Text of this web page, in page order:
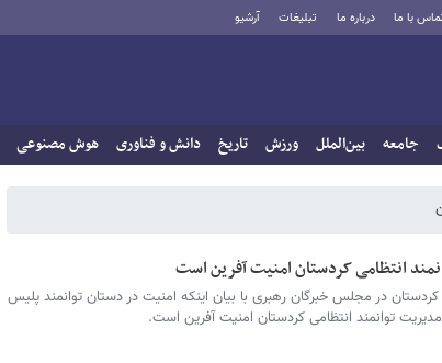
با ما درباره ما تبلیغات آرشیو
جامعه بین‌الملل ورزش تاریخ دانش و فناوری هوش مصنوعی
انتظامی کردستان امنیت آفرین است
کردستان در مجلس خبرگان رهبری با بیان اینکه امنیت در دستان توانمند پلیس
توانمند انتظامی کردستان امنیت آفرین است.